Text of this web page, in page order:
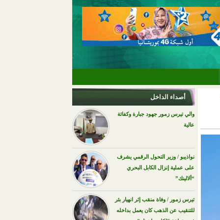
أصداء الداخل
والي تيرس زمور جهود جبارة وكفائة
عالية
نواذيبو / وزير التحول الرقمي يشرف
على عملية إنزال الكابل البحري
“ألالينك”
تيرس زمور / وفاة منقب إثر انهيار بئر
للتنقيب عن الذهب كان يعمل بداخله